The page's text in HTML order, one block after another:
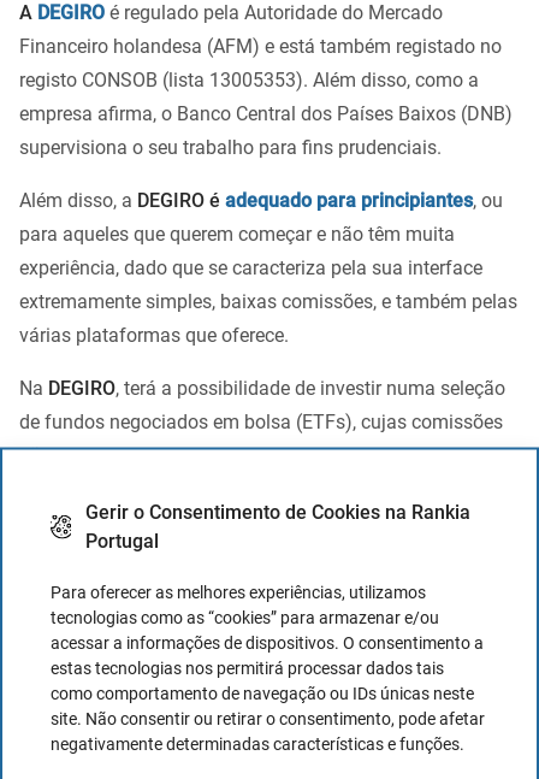
Gerir o Consentimento de Cookies na Rankia
Portugal
Para oferecer as melhores experiências, utilizamos
tecnologias como as “cookies” para armazenar e/ou
acessar a informações de dispositivos. O consentimento a
estas tecnologias nos permitirá processar dados tais
como comportamento de navegação ou IDs únicas neste
site. Não consentir ou retirar o consentimento, pode afetar
negativamente determinadas características e funções.
A DEGIRO é regulado pela Autoridade do Mercado
Financeiro holandesa (AFM) e está também registado no
registo CONSOB (lista 13005353). Além disso, como a
empresa afirma, o Banco Central dos Países Baixos (DNB)
supervisiona o seu trabalho para fins prudenciais.
Além disso, a DEGIRO é adequado para principiantes, ou
para aqueles que querem começar e não têm muita
experiência, dado que se caracteriza pela sua interface
extremamente simples, baixas comissões, e também pelas
várias plataformas que oferece.
Na DEGIRO, terá a possibilidade de investir numa seleção
de fundos negociados em bolsa (ETFs), cujas comissões
são pagas pelo corretor. A corretora tem também as
Diversificação
mercado ou estilo(s) de investimento.
Taxas mais baixas:os ETFs, geridos
passivamente, têm custos muito mais baixos em
comparação com os fundos geridos ativamente.
Negociar como uma ação: os ETFs têm o